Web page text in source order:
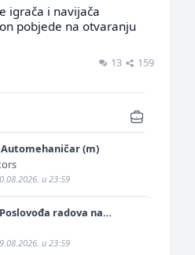
igrača i navijača
pobjede na otvaranju
13 159
(m)
u 23:59
radova na
ž)
u 23:59